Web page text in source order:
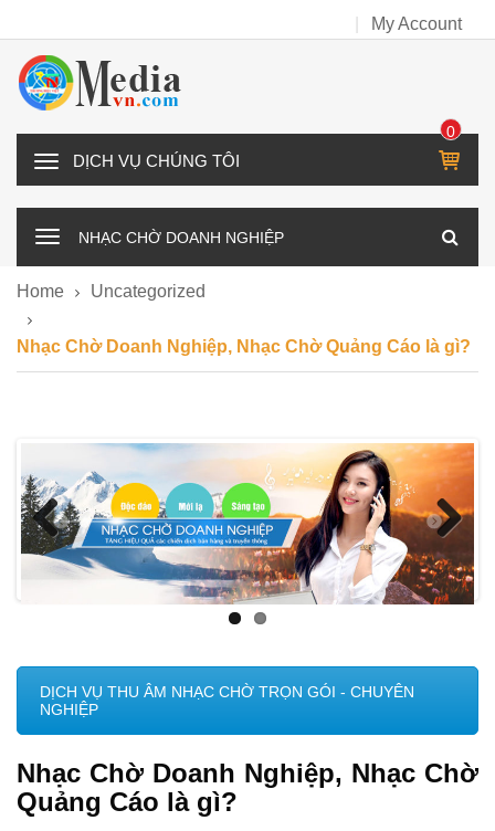
My Account
D
H
H
Ô
I
0
IT
M
NHẠC CHỜ DOANH NGHIỆP
Home Uncategorized
Nhạc Chờ Doanh Nghiệp, Nhạc Chờ Quảng Cáo là gì?
Previ
Next
DỊCH VỤ THU ÂM NHẠC CHỜ TRỌN GÓI - CHUYÊN
NGHIỆP
Nhạc Chờ Doanh Nghiệp, Nhạc Chờ
Quảng Cáo là gì?